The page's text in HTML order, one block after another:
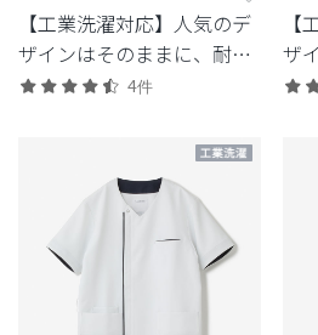
【工業洗濯対応】人気のデ
ザインはそのままに、耐久
性を兼ね備えたモデル
4件
ザ
性